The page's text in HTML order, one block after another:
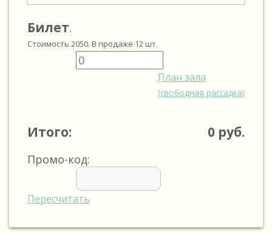
Билет.
Стоимость 2050. В продаже 12 шт.
План зала
(свободная рассадка)
Итого: 0 руб.
Промо-код:
Пересчитать